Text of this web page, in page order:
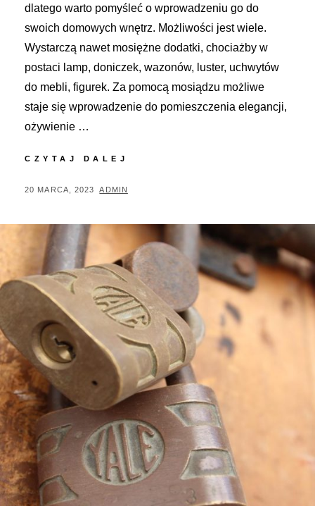
dlatego warto pomyśleć o wprowadzeniu go do
swoich domowych wnętrz. Możliwości jest wiele.
Wystarczą nawet mosiężne dodatki, chociażby w
postaci lamp, doniczek, wazonów, luster, uchwytów
do mebli, figurek. Za pomocą mosiądzu możliwe
staje się wprowadzenie do pomieszczenia elegancji,
ożywienie …
CZYTAJ DALEJ
POSTED
20 MARCA, 2023 BY
ADMIN